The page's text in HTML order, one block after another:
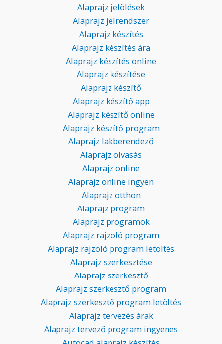
Alaprajz jelölések
Alaprajz jelrendszer
Alaprajz készítés
Alaprajz készítés ára
Alaprajz készítés online
Alaprajz készítése
Alaprajz készítő
Alaprajz készítő app
Alaprajz készítő online
Alaprajz készítő program
Alaprajz lakberendező
Alaprajz olvasás
Alaprajz online
Alaprajz online ingyen
Alaprajz otthon
Alaprajz program
Alaprajz programok
Alaprajz rajzoló program
Alaprajz rajzoló program letöltés
Alaprajz szerkesztése
Alaprajz szerkesztő
Alaprajz szerkesztő program
Alaprajz szerkesztő program letöltés
Alaprajz tervezés árak
Alaprajz tervező program ingyenes